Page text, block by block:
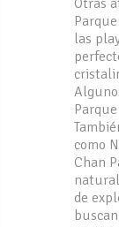
Otras
las
como
Chan
de